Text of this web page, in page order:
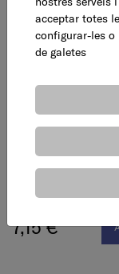
Paella pulida, 34
7,15 €
acceptar totes
configurar-les
de galetes